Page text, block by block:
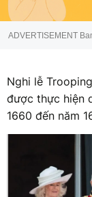
ADVERTISEMENT
Nghi lễ
được thực hiện
1660 đến năm